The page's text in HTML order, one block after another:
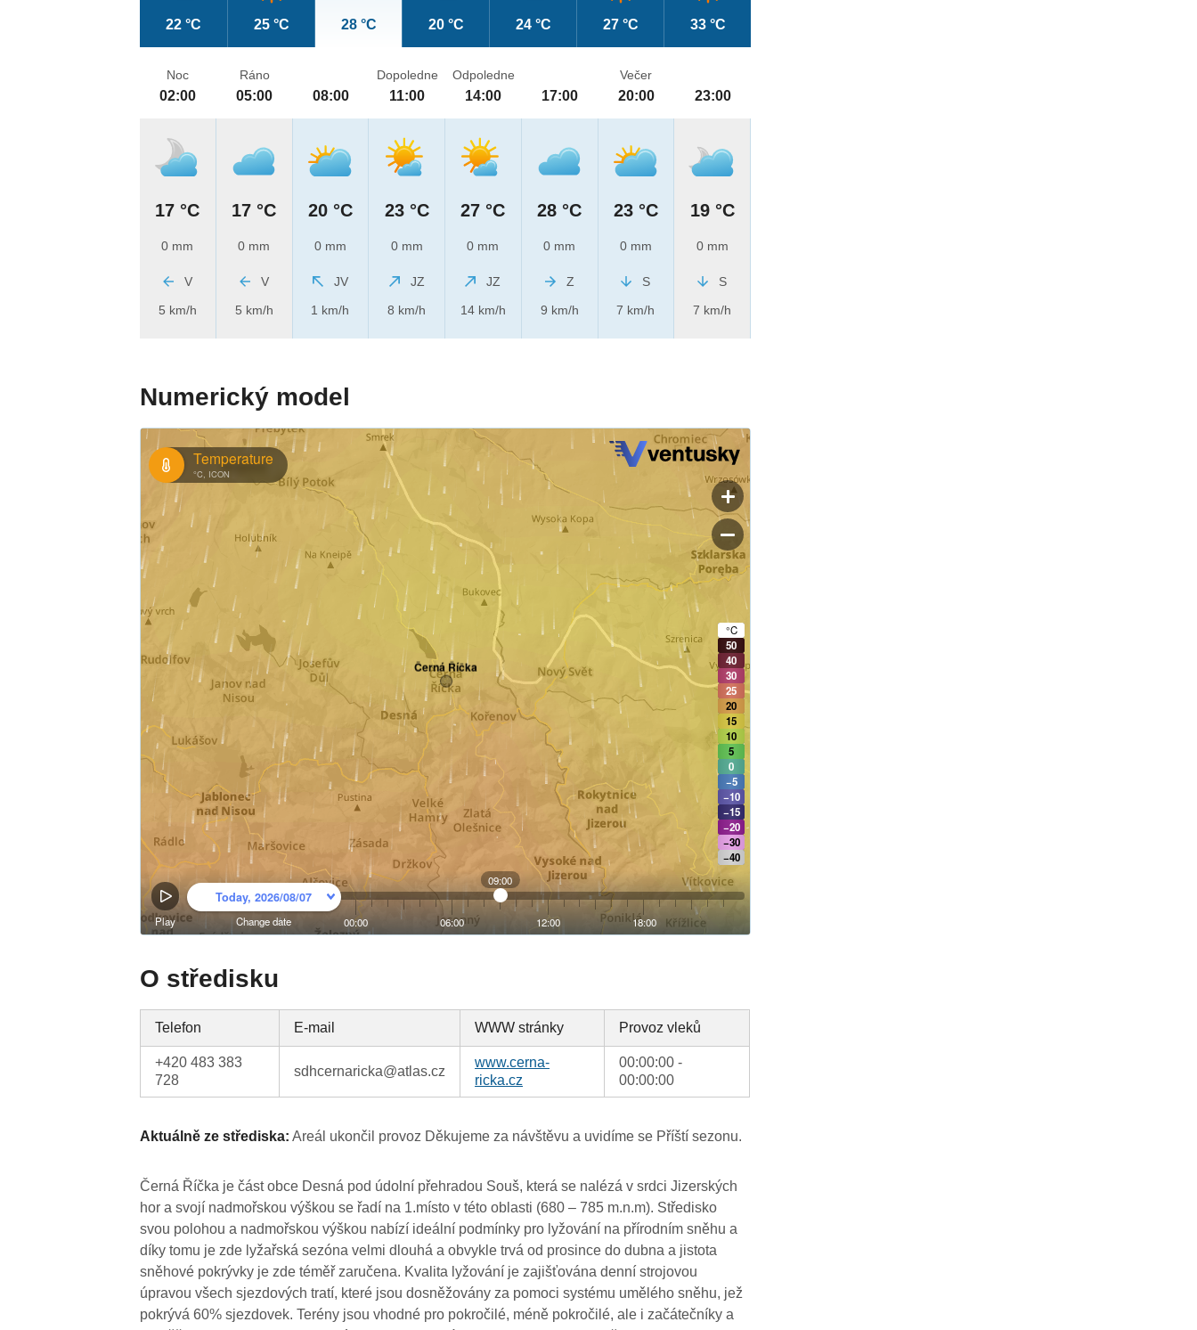
22 °C 25 °C 28 °C 20 °C 24 °C 27 °C 33 °C
Noc
02:00
17 °C
0 mm
V
5 km/h
Ráno
05:00
17 °C
0 mm
V
5 km/h
08:00
20 °C
0 mm
JV
1 km/h
Dopoledne
11:00
23 °C
0 mm
JZ
8 km/h
Odpoledne
14:00
27 °C
0 mm
JZ
14 km/h
17:00
28 °C
0 mm
Z
9 km/h
Večer
20:00
23 °C
0 mm
S
7 km/h
23:00
19 °C
0 mm
S
7 km/h
Numerický model
O středisku
Telefon E-mail WWW stránky Provoz vleků
+420 483 383
728
sdhcernaricka@atlas.cz
www.cerna-
ricka.cz
00:00:00 -
00:00:00
Aktuálně ze střediska: Areál ukončil provoz Děkujeme za návštěvu a uvidíme se Příští sezonu.
Černá Říčka je část obce Desná pod údolní přehradou Souš, která se nalézá v srdci Jizerských
hor a svojí nadmořskou výškou se řadí na 1.místo v této oblasti (680 – 785 m.n.m). Středisko
svou polohou a nadmořskou výškou nabízí ideální podmínky pro lyžování na přírodním sněhu a
díky tomu je zde lyžařská sezóna velmi dlouhá a obvykle trvá od prosince do dubna a jistota
sněhové pokrývky je zde téměř zaručena. Kvalita lyžování je zajišťována denní strojovou
úpravou všech sjezdových tratí, které jsou dosněžovány za pomoci systému umělého sněhu, jež
pokrývá 60% sjezdovek. Terény jsou vhodné pro pokročilé, méně pokročilé, ale i začátečníky a